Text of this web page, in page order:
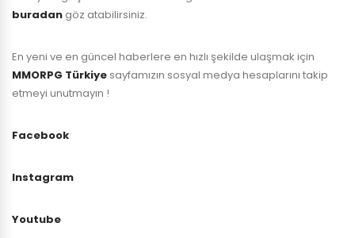
buradan göz atabilirsiniz.
En yeni ve en güncel haberlere en hızlı şekilde ulaşmak için
MMORPG Türkiye sayfamızın sosyal medya hesaplarını takip
etmeyi unutmayın !
Facebook
Instagram
Youtube